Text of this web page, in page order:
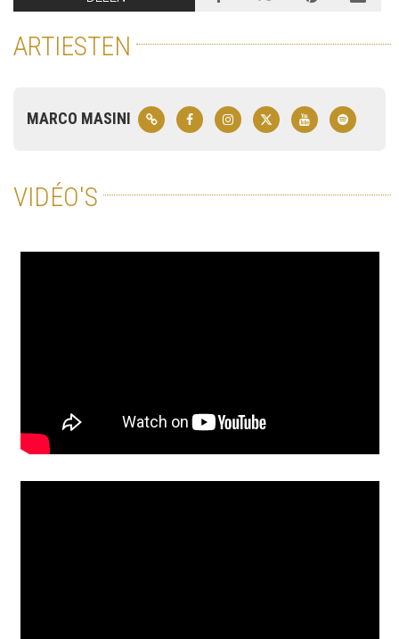
ARTIESTEN
MARCO MASINI
VIDÉO'S